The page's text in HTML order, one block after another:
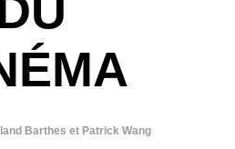
Barthes et Patrick Wang